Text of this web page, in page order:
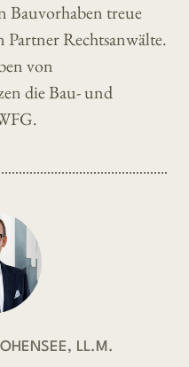
Bauvorhaben treue
Rechtsanwälte.
von
die Bau- und
LL.M.